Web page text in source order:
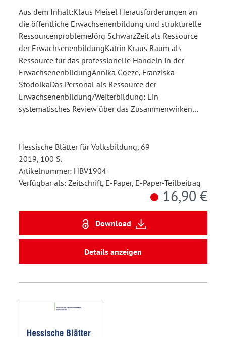
Aus dem Inhalt:Klaus Meisel Herausforderungen an
die öffentliche Erwachsenenbildung und strukturelle
RessourcenproblemeJörg SchwarzZeit als Ressource
der ErwachsenenbildungKatrin Kraus Raum als
Ressource für das professionelle Handeln in der
ErwachsenenbildungAnnika Goeze, Franziska
StodolkaDas Personal als Ressource der
Erwachsenenbildung/Weiterbildung: Ein
systematisches Review über das Zusammenwirken…
Hessische Blätter für Volksbildung, 69
2019, 100 S.
Artikelnummer: HBV1904
Verfügbar als: Zeitschrift, E-Paper, E-Paper-Teilbeitrag
16,90 €
Download
Details anzeigen